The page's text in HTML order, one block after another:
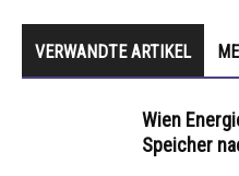
VERWANDTE ARTIKEL
Wien
Speicher